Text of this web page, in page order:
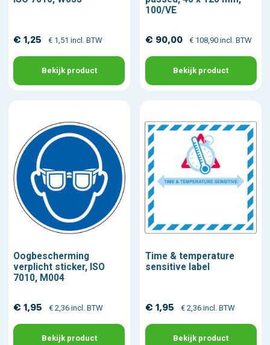
€ 1,25 € 1,51 incl. BTW
Bekijk product
100/VE
€ 90,00 € 108,90 incl. BTW
Bekijk product
Oogbescherming
verplicht sticker, ISO
7010, M004
€ 1,95 € 2,36 incl. BTW
Bekijk product
Time & temperature
sensitive label
€ 1,95 € 2,36 incl. BTW
Bekijk product